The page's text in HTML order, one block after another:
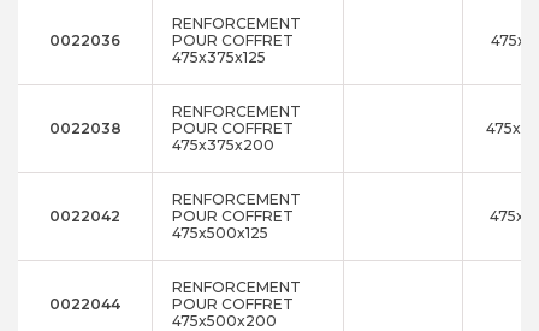
0022036
RENFORCEMENT
POUR COFFRET
475x375x125
0022038
RENFORCEMENT
POUR COFFRET
475x375x200
0022042
RENFORCEMENT
POUR COFFRET
475x500x125
0022044
RENFORCEMENT
POUR COFFRET
475x500x200